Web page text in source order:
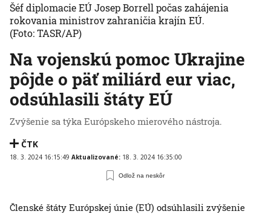
Na vojenskú pomoc Ukrajine
pôjde o päť miliárd eur viac,
odsúhlasili štáty EÚ
Zvýšenie sa týka Európskeho mierového nástroja.
ČTK
18. 3. 2024 16:15:49 Aktualizované: 18. 3. 2024 16:35:00
Odlož na neskôr
Šéf diplomacie EÚ Josep Borrell počas zahájenia
rokovania ministrov zahraničia krajín EÚ.
(Foto: TASR/AP)
Členské štáty Európskej únie (EÚ) odsúhlasili zvýšenie